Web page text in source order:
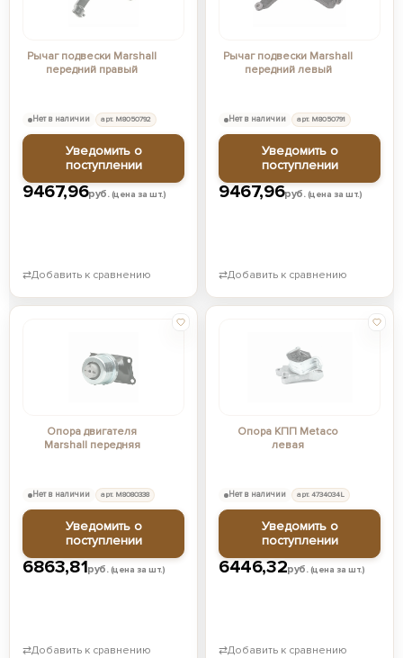
Рычаг подвески Marshall
передний правый
9467,96руб.(цена за шт.)
Нет в наличии арт. M8050792
Уведомить о
поступлении
⇄Добавить к сравнению
Рычаг подвески Marshall
передний левый
9467,96руб.(цена за шт.)
Нет в наличии арт. M8050791
Уведомить о
поступлении
⇄Добавить к сравнению
Опора двигателя
Marshall передняя
6863,81руб.(цена за шт.)
Нет в наличии арт. M8080338
Уведомить о
поступлении
⇄Добавить к сравнению
Опора КПП Metaco
левая
6446,32руб.(цена за шт.)
Нет в наличии арт. 4734034L
Уведомить о
поступлении
⇄Добавить к сравнению